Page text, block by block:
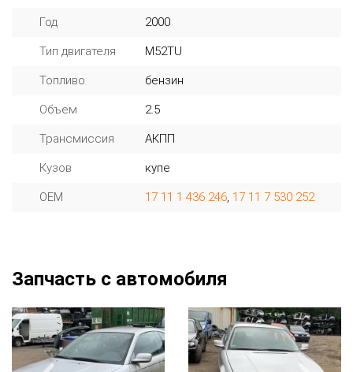
Год 2000
Тип двигателя M52TU
Топливо бензин
Объем 2.5
Трансмиссия АКПП
Кузов купе
OEM 17 11 1 436 246 17 11 7 530 252
Запчасть с автомобиля